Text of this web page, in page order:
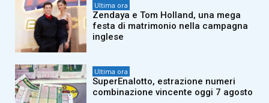
Ultima ora
Zendaya e Tom Holland, una mega
festa di matrimonio nella campagna
inglese
Ultima ora
SuperEnalotto, estrazione numeri
combinazione vincente oggi 7 agosto